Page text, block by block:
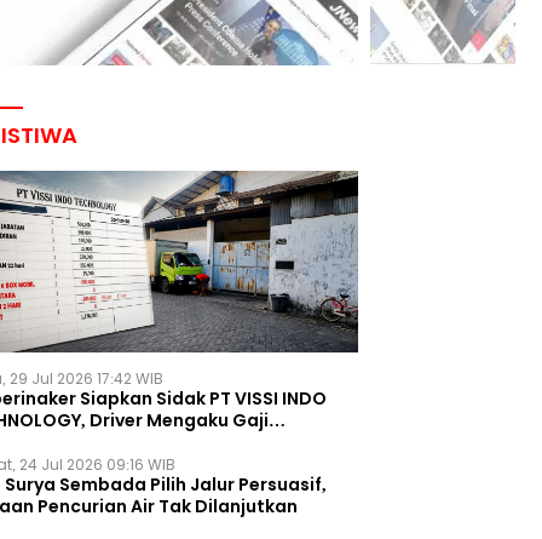
29 Jul 2026 17:42 WIB
Siapkan Sidak PT VISSI INDO
Driver Mengaku Gaji
24 Jul 2026 09:16 WIB
Surya Sembada Pilih Jalur Persuasif,
Pencurian Air Tak Dilanjutkan